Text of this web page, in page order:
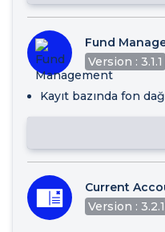
Fund
Version : 3.1.1
Kayıt bazında fon
Current
Version :